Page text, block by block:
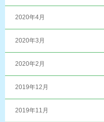
2020年4月
2020年3月
2020年2月
2019年12月
2019年11月